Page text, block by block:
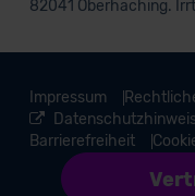
82041 Oberhaching.
Impressum
Barrierefreiheit